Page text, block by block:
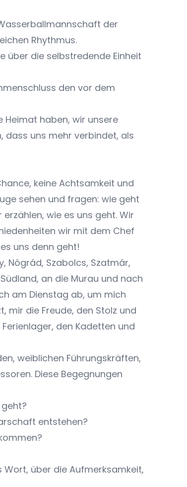
der
Rhythmus.
über die selbstredende Einheit
den vor dem
Heimat haben, wir unsere
dass uns mehr verbindet, als
keine Achtsamkeit und
sehen und fragen: wie geht
wie es uns geht. Wir
wir mit dem Chef
uns denn geht!
Nógrád, Szabolcs, Szatmár,
an die Murau und nach
am Dienstag ab, um mich
mir die Freude, den Stolz und
den Kadetten und
weiblichen Führungskräften,
Diese Begegnungen
entstehen?
Wort, über die Aufmerksamkeit,